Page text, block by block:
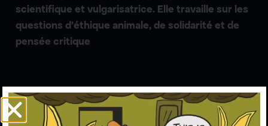
scientifique et vulgarisatrice. Elle travaille sur les
questions d’éthique animale, de solidarité et de
pensée critique
Articles rédigés(1)